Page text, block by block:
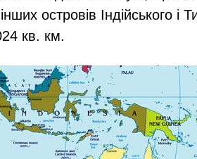
островів Індійського і
кв. км.